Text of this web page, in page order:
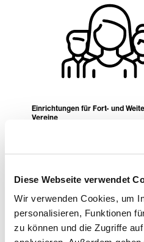
Diese Webseite verwendet
Wir verwenden Cookies, um
personalisieren, Funktionen
zu können und die Zugriffe
Einrichtungen für Fort- und
Vereine
Das
Württemberg bietet
Spielleiter:innen und
ist Ansprech- und
Kultur sowie ein Netzwerk